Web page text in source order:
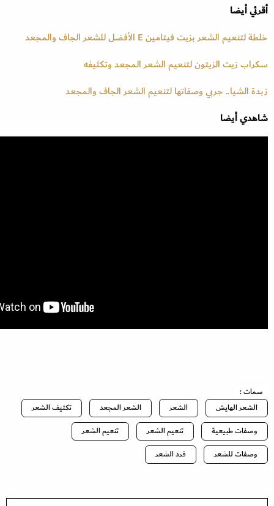
أقرئي أيضا
خلطة لتنعيم الشعر بزيت فيتامين E الأفضل للشعر الجاف والمجعد
سكراب زيت الزيتون لتنعيم الشعر المجعد وتكثيفه
زبدة الشيا.. جربي وصفاتها لتنعيم الشعر الجاف والمجعد
شاهدي أيضا
سمات :
الشعر الهايش
الشعر الشعر المجعد
تكثيف الشعر
وصفات طبيعية
تنعيم الشعر
تنعيم الشعر
وصفات للشعر
فرد الشعر